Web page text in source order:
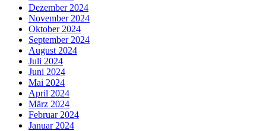
Dezember 2024
November 2024
Oktober 2024
September 2024
August 2024
Juli 2024
Juni 2024
Mai 2024
April 2024
März 2024
Februar 2024
Januar 2024